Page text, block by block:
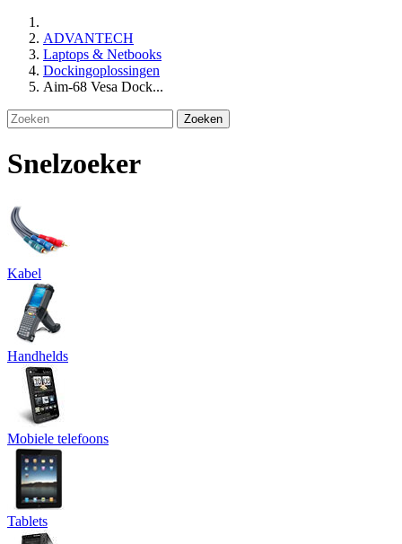
ADVANTECH
Laptops & Netbooks
Dockingoplossingen
Aim-68 Vesa Dock...
Zoeken
Snelzoeker
Kabel
Handhelds
Mobiele telefoons
Tablets